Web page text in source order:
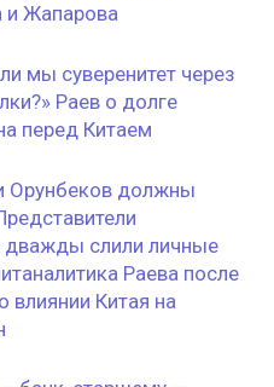
и Жапарова
мы суверенитет через
Раев о долге
перед Китаем
Орунбеков должны
дважды слили личные
Раева после
влиянии Китая на